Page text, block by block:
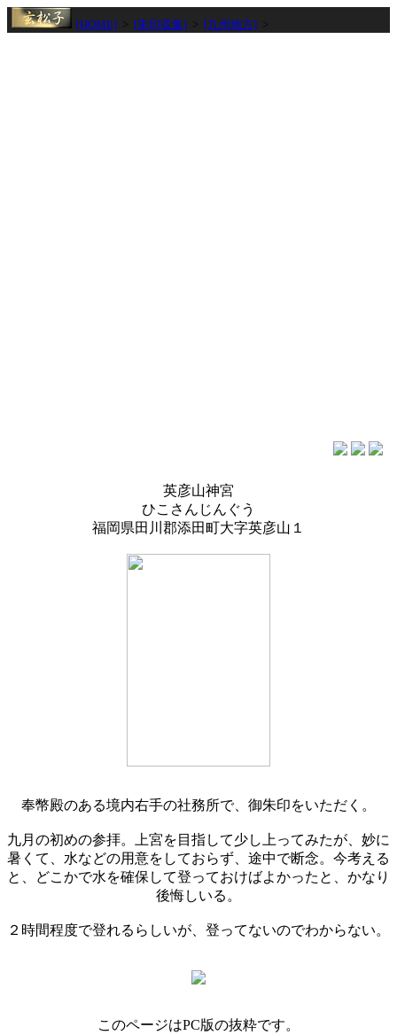
[HOME] [朱印収集] [九州地方]
英彦山神宮
ひこさんじんぐう
福岡県田川郡添田町大字英彦山１
奉幣殿のある境内右手の社務所で、御朱印をいただく。
九月の初めの参拝。上宮を目指して少し上ってみたが、妙に
暑くて、水などの用意をしておらず、途中で断念。今考える
と、どこかで水を確保して登っておけばよかったと、かなり
後悔しいる。
２時間程度で登れるらしいが、登ってないのでわからない。
このページはPC版の抜粋です。